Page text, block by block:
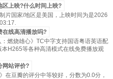
区上映?什么时间上映?
片国家/地区是美国，上映时间为是2026
在线高清播放吗?
燃烧雄心》TC中字支持国语粤语英语配
H265等各种高清模式在线免费播放观
网站评价?
在豆瓣的评分中等较好，分数为0.0分，